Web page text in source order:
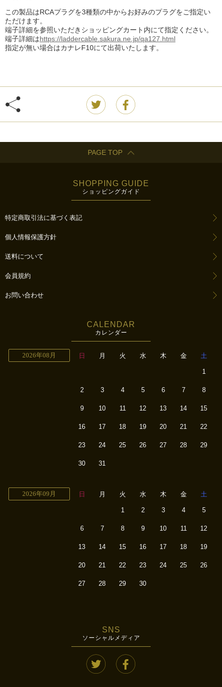
この製品はRCAプラグを3種類の中からお好みのプラグをご指定い
ただけます。
端子詳細を参照いただきショッピングカート内にて指定ください。
端子詳細はhttps://laddercable.sakura.ne.jp/qa127.html
指定が無い場合はカナレF10にて出荷いたします。
PAGE TOP
SHOPPING GUIDE
ショッピングガイド
特定商取引法に基づく表記
個人情報保護方針
送料について
会員規約
お問い合わせ
CALENDAR
カレンダー
2026年08月 日 月 火 水 木 金 土
1
2 3 4 5 6 7 8
9 10 11 12 13 14 15
16 17 18 19 20 21 22
23 24 25 26 27 28 29
30 31
2026年09月 日 月 火 水 木 金 土
1 2 3 4 5
6 7 8 9 10 11 12
13 14 15 16 17 18 19
20 21 22 23 24 25 26
27 28 29 30
SNS
ソーシャルメディア